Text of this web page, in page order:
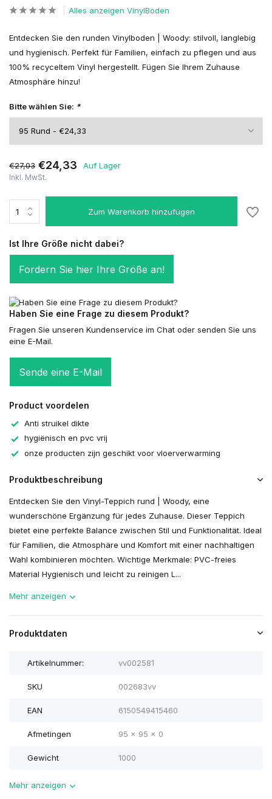
Alles anzeigen VinylBoden
Entdecken Sie den runden Vinylboden | Woody: stilvoll, langlebig
und hygienisch. Perfekt für Familien, einfach zu pflegen und aus
100% recyceltem Vinyl hergestellt. Fügen Sie Ihrem Zuhause
Atmosphäre hinzu!
Bitte wählen Sie: *
€27,03 €24,33 Auf Lager
Inkl. MwSt.
Zum Warenkorb hinzufügen
Ist Ihre Größe nicht dabei?
Fordern Sie hier Ihre Größe an!
Haben Sie eine Frage zu diesem Produkt?
Fragen Sie unseren Kundenservice im Chat oder senden Sie uns
eine E-Mail.
Sende eine E-Mail
Product voordelen
Anti struikel dikte
hygiënisch en pvc vrij
onze producten zijn geschikt voor vloerverwarming
Produktbeschreibung
Entdecken Sie den Vinyl-Teppich rund | Woody, eine
wunderschöne Ergänzung für jedes Zuhause. Dieser Teppich
bietet eine perfekte Balance zwischen Stil und Funktionalität. Ideal
für Familien, die Atmosphäre und Komfort mit einer nachhaltigen
Wahl kombinieren möchten. Wichtige Merkmale: PVC-freies
Material Hygienisch und leicht zu reinigen L...
Mehr anzeigen
Produktdaten
Artikelnummer: vv002581
SKU 002683vv
EAN 6150549415460
Afmetingen 95 x 95 x 0
Gewicht 1000
Mehr anzeigen